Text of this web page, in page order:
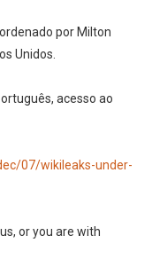
por Milton
Unidos.
acesso ao
07/wikileaks-under-
or you are with